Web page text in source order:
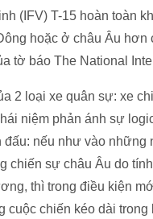
(IFV) T-15 hoàn toàn
hoặc ở châu Âu
tờ báo The National
2 loại xe quân sự: xe
niệm phản ánh sự
nếu như vào
chiến sự châu Âu do
thì trong điều kiện
cuộc chiến kéo dài